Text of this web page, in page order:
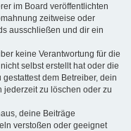
im Board veröffentlichten
zeitweise oder
ausschließen und dir ein
keine Verantwortung für die
selbst erstellt hat oder die
dem Betreiber, dein
jederzeit zu löschen oder zu
deine Beiträge
verstoßen oder geeignet